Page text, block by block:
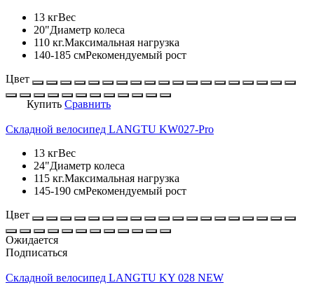
13 кгВес
20"Диаметр колеса
110 кг.Максимальная нагрузка
140-185 смРекомендуемый рост
Цвет
Купить Сравнить
Складной велосипед LANGTU KW027-Pro
13 кгВес
24"Диаметр колеса
115 кг.Максимальная нагрузка
145-190 смРекомендуемый рост
Цвет
Ожидается
Подписаться
Складной велосипед LANGTU KY 028 NEW